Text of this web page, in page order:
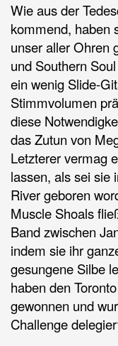
Wie aus der
kommend, haben
unser aller Ohren
und Southern
ein wenig Slide-
Stimmvolumen
diese
das Zutun von
Letzterer vermag
lassen, als sei sie
River geboren
Muscle Shoals
Band zwischen
indem sie ihr
gesungene Silbe
haben den
gewonnen und
Challenge